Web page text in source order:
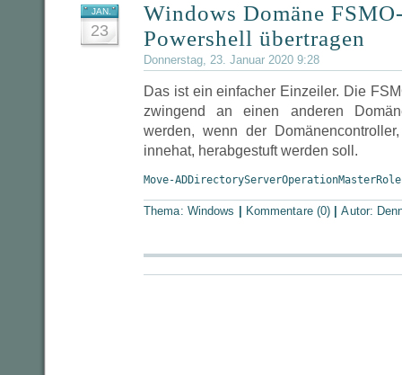
JAN.
23
Windows Domäne
Powershell übertragen
Donnerstag, 23. Januar 2020 9:28
Das ist ein einfacher Einzeiler. Die
zwingend an einen anderen
werden, wenn der
innehat, herabgestuft werden soll.
Move-
Thema: Windows Kommentare (0) |Autor: